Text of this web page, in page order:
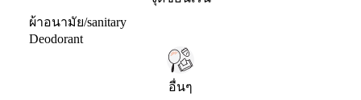
ผ้าอนามัย/sanitary
Deodorant
อื่นๆ